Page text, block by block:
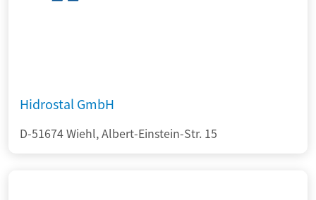
Hidrostal GmbH
D-51674 Wiehl, Albert-Einstein-Str. 15